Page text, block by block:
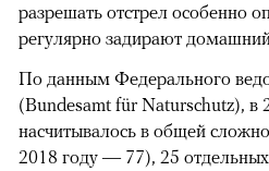
00:00 / 00:00
разрешать отстрел особенно
регулярно задирают
По данным Федерального
(Bundesamt für Naturschutz), в
насчитывалось в общей
2018 году — 77), 25